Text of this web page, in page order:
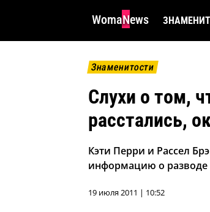
WomaNews
Знаменитости
Слухи о том,
расстались,
Кэти Перри и Рассел
информацию о разводе
19 июля 2011 | 10:52